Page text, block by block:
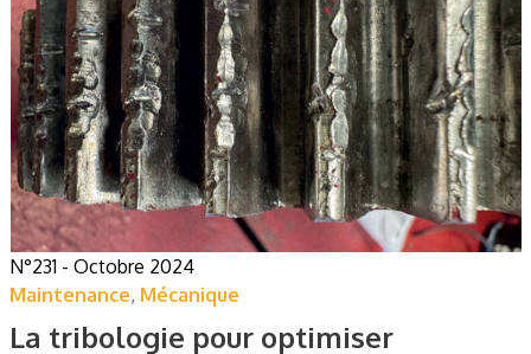
N°231 - Octobre 2024
Maintenance, Mécanique
La tribologie pour optimiser